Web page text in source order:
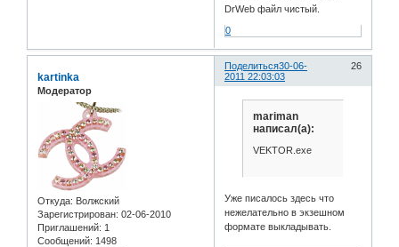
DrWeb файл чистый.
0
Поделиться 26
30-06-
2011 22:03:03
kartinka
Модератор
Откуда: Волжский
Зарегистрирован: 02-06-2010
Приглашений: 1
Сообщений: 1498
mariman
написал(а):
VEKTOR.exe
Уже писалось здесь что
нежелательно в экзешном
формате выкладывать.